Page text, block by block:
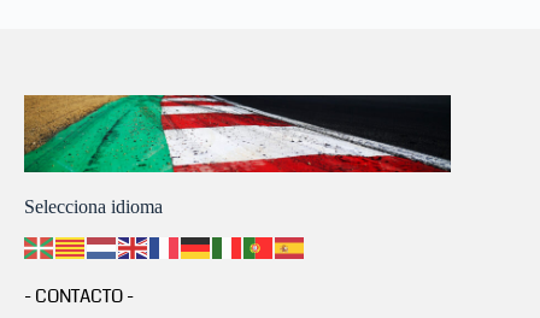
Selecciona idioma
- CONTACTO -